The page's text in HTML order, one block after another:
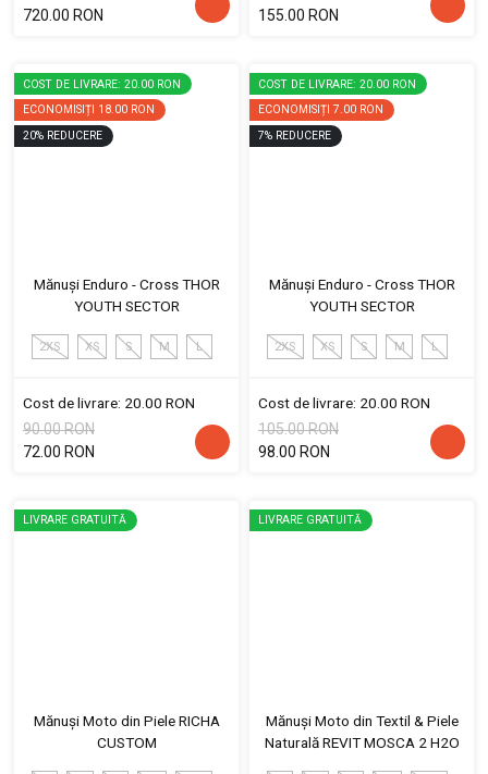
720.00 RON
155.00 RON
COST DE LIVRARE: 20.00 RON
ECONOMISIȚI 18.00 RON
20% REDUCERE
Mănuși Enduro - Cross THOR
YOUTH SECTOR
2XS XS S M L
Cost de livrare: 20.00 RON
90.00 RON
72.00 RON
COST DE LIVRARE: 20.00 RON
ECONOMISIȚI 7.00 RON
7% REDUCERE
Mănuși Enduro - Cross THOR
YOUTH SECTOR
2XS XS S M L
Cost de livrare: 20.00 RON
105.00 RON
98.00 RON
LIVRARE GRATUITĂ
Mănuși Moto din Piele RICHA
CUSTOM
LIVRARE GRATUITĂ
Mănuși Moto din Textil & Piele
Naturală REVIT MOSCA 2 H2O